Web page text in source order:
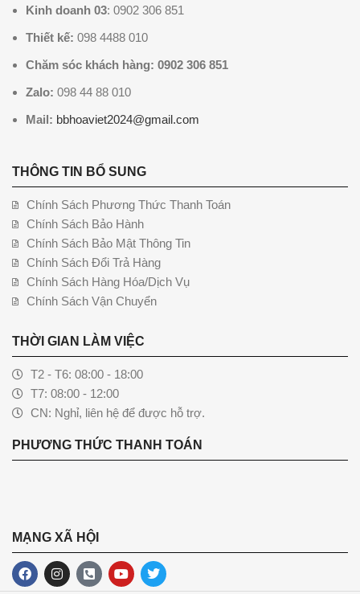
Kinh doanh 03: 0902 306 851
Thiết kế: 098 4488 010
Chăm sóc khách hàng: 0902 306 851
Zalo: 098 44 88 010
Mail: bbhoaviet2024@gmail.com
THÔNG TIN BỔ SUNG
Chính Sách Phương Thức Thanh Toán
Chính Sách Bảo Hành
Chính Sách Bảo Mật Thông Tin
Chính Sách Đổi Trả Hàng
Chính Sách Hàng Hóa/Dịch Vụ
Chính Sách Vận Chuyển
THỜI GIAN LÀM VIỆC
T2 - T6: 08:00 - 18:00
T7: 08:00 - 12:00
CN: Nghỉ, liên hệ để được hỗ trợ.
PHƯƠNG THỨC THANH TOÁN
MẠNG XÃ HỘI